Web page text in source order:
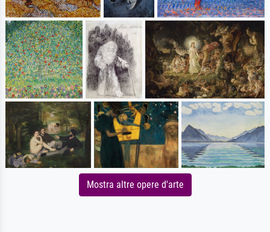
Mostra altre opere d'arte